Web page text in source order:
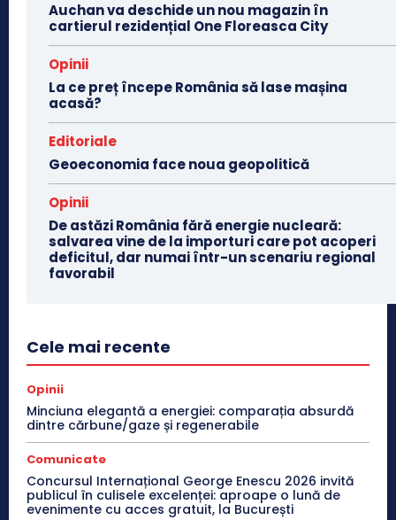
Auchan va deschide un nou magazin în
cartierul rezidențial One Floreasca City
Opinii
La ce preț începe România să lase mașina
acasă?
Editoriale
Geoeconomia face noua geopolitică
Opinii
De astăzi România fără energie nucleară:
salvarea vine de la importuri care pot acoperi
deficitul, dar numai într-un scenariu regional
favorabil
Cele mai recente
Opinii
Minciuna elegantă a energiei: comparația absurdă
dintre cărbune/gaze și regenerabile
Comunicate
Concursul Internațional George Enescu 2026 invită
publicul în culisele excelenței: aproape o lună de
evenimente cu acces gratuit, la București